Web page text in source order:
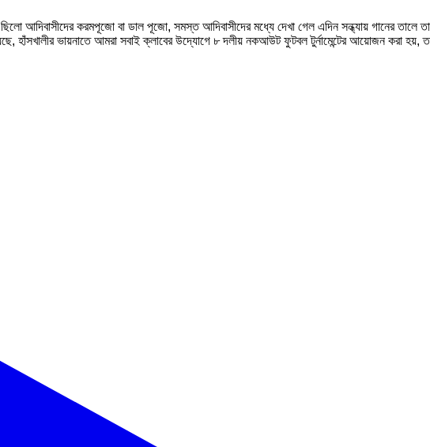
আদিবাসীদের করমপূজো বা ডাল পূজো, সমস্ত আদিবাসীদের মধ্যে দেখা গেল এদিন সন্ধ্যায় গানের তালে
হাঁসখালীর ভায়নাতে আমরা সবাই ক্লাবের উদ্যোগে ৮ দলীয় নকআউট ফুটবল টুর্নামেন্টের আয়োজন করা হয়,